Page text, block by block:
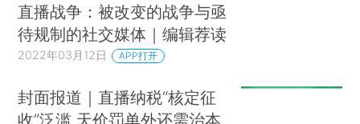
直播战争：被改变的战争与亟
待规制的社交媒体｜编辑荐读
2022年03月12日 APP打开
封面报道｜直播纳税“核定征
收”泛滥 天价罚单外还需治本